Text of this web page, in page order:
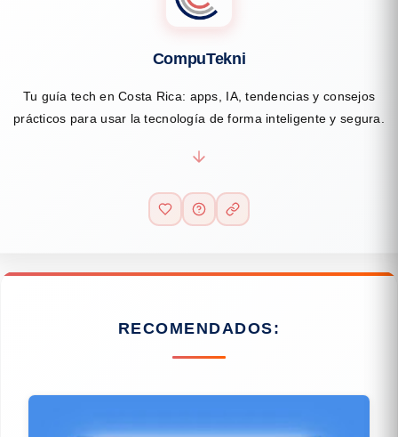
CompuTekni
Tu guía tech en Costa Rica: apps, IA, tendencias y consejos
prácticos para usar la tecnología de forma inteligente y segura.
RECOMENDADOS: